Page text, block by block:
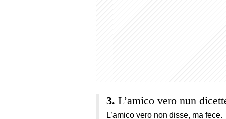
L’amico vero nun
L’amico vero non disse, ma fece.